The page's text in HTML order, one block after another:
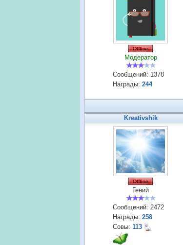
Модератор
Сообщений: 1378
Награды: 244
Kreativshik
Гений
Сообщений: 2472
Награды: 258
Совы: 113